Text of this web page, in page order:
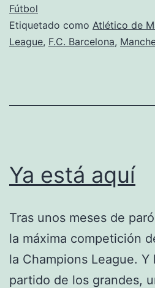
Fútbol
Etiquetado como Atlético de
League, F.C. Barcelona,
Ya está aquí
Tras unos meses de
la máxima competición
la Champions League.
partido de los grandes,